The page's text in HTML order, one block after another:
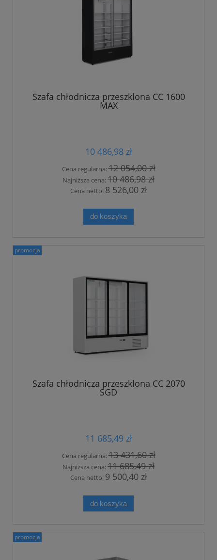
Szafa chłodnicza przeszklona CC 1600
MAX
10 486,98 zł
Cena regularna:12 054,00 zł
Najniższa cena:10 486,98 zł
Cena netto: 8 526,00 zł
do koszyka
Szafa chłodnicza przeszklona CC 2070
SGD
11 685,49 zł
Cena regularna:13 431,60 zł
Najniższa cena:11 685,49 zł
Cena netto: 9 500,40 zł
do koszyka
promocja
promocja